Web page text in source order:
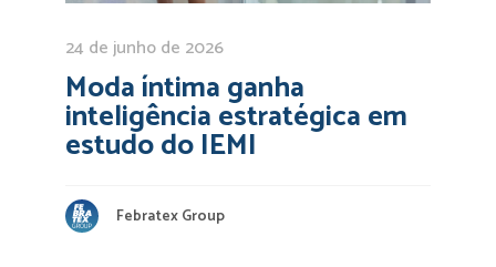
24 de junho de 2026
Moda íntima ganha
inteligência estratégica em
estudo do IEMI
Febratex Group